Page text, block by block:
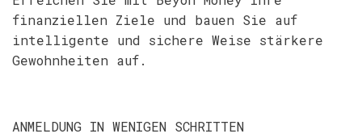
finanziellen Ziele und bauen Sie auf
intelligente und sichere Weise stärkere
Gewohnheiten auf.
ANMELDUNG IN WENIGEN SCHRITTEN